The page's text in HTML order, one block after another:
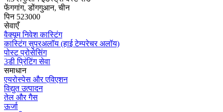
फेंगगांग, डोंगगुआन, चीन
पिन 523000
सेवाएँ
वैक्यूम निवेश कास्टिंग
कास्टिंग सुपरअलॉय (हाई टेम्परेचर अलॉय)
पोस्ट प्रोसेसिंग
3डी प्रिंटिंग सेवा
समाधान
एयरोस्पेस और एविएशन
विद्युत उत्पादन
तेल और गैस
ऊर्जा